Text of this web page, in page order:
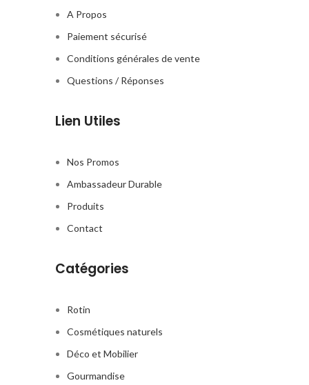
A Propos
Paiement sécurisé
Conditions générales de vente
Questions / Réponses
Lien Utiles
Nos Promos
Ambassadeur Durable
Produits
Contact
Catégories
Rotin
Cosmétiques naturels
Déco et Mobilier
Gourmandise